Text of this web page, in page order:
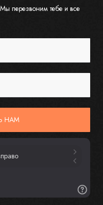
перезвоним тебе и все
НАМ